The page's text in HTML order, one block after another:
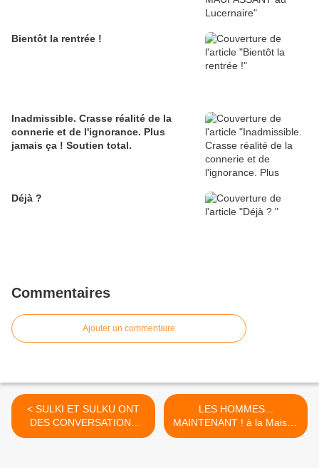
Bientôt la rentrée !
Inadmissible. Crasse réalité de la
connerie et de l'ignorance. Plus
jamais ça ! Soutien total.
Déjà ?
Commentaires
Ajouter un commentaire
< SULKI ET SULKU ONT
DES CONVERSATIONS
INTELLIGENTES au
LES HOMMES...
MAINTENANT ! à la Maison
des Métallos >